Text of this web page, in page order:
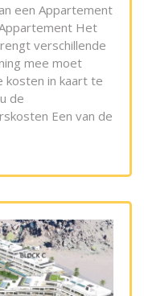
een Appartement
Het
verschillende
mee moet
kosten in kaart te
de
Een van de